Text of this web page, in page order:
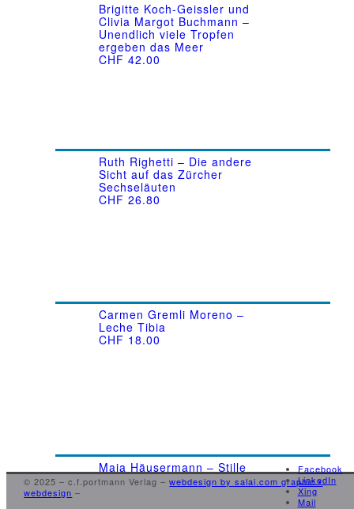
Brigitte Koch-Geissler und
Clivia Margot Buchmann –
Unendlich viele Tropfen
ergeben das Meer
CHF 42.00
Ruth Righetti – Die andere
Sicht auf das Zürcher
Sechseläuten
CHF 26.80
Carmen Gremli Moreno –
Leche Tibia
CHF 18.00
Maja Häusermann – Stille
CHF38.00
© 2025 – c.f.portmann Verlag –webdesign by salai.com graphic •
webdesign –
Facebook
LinkedIn
Xing
Mail